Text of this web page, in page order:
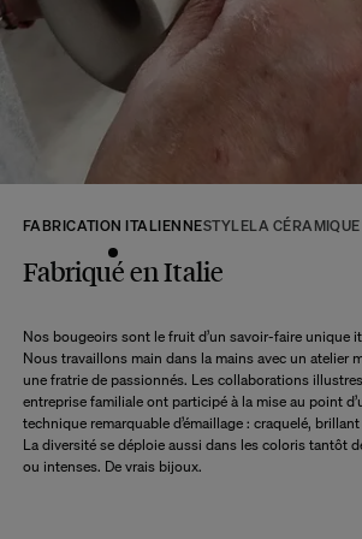
tous les produits seront disponibles.
A ce délai s’ajoute le délai d’acheminement de notre
selon l’option de livraison choisie.
Commandez sans crainte. Les retours sont acceptés
suivant la réception de votre commande.
maximum de 10 jours après réception et vérification
Une question ?
Consultez notreFAQ
CONSULTER
FABRICATION ITALIENNESTYLELA CÉRAMIQUE
Fabriqué en Italie
Nos bougeoirs sont le fruit d’un savoir-faire unique
Nous travaillons main dans la mains avec un atelier
une fratrie de passionnés. Les collaborations
entreprise familiale ont participé à la mise au point
technique remarquable d’émaillage : craquelé,
La diversité se déploie aussi dans les coloris tantôt
ou intenses. De vrais bijoux.